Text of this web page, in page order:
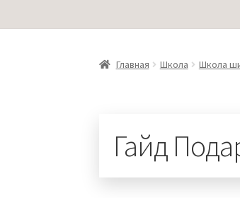
Главная Школа Школа
Гайд